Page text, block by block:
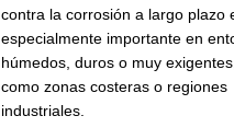
contra la corrosión a largo plazo
especialmente importante en
húmedos, duros o muy exigentes,
como zonas costeras o regiones
industriales.